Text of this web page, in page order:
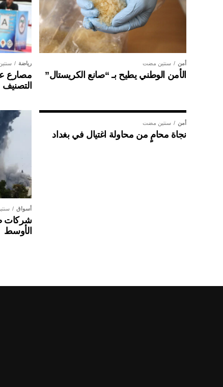
أمن سنتين مضت
الأمن الوطني يطيح بـ “صانع الكريستال”
رياضة
مصارع
التصنيف
أمن سنتين مضت
نجاة محامٍ من محاولة اغتيال في بغداد
أسواق
شركات
الأوسط